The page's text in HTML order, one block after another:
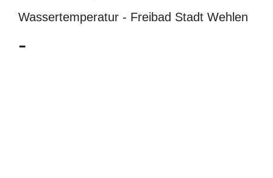
Wassertemperatur - Freibad Stadt Wehlen
-